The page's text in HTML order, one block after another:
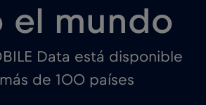
el mundo
Data está disponible
de 100 países